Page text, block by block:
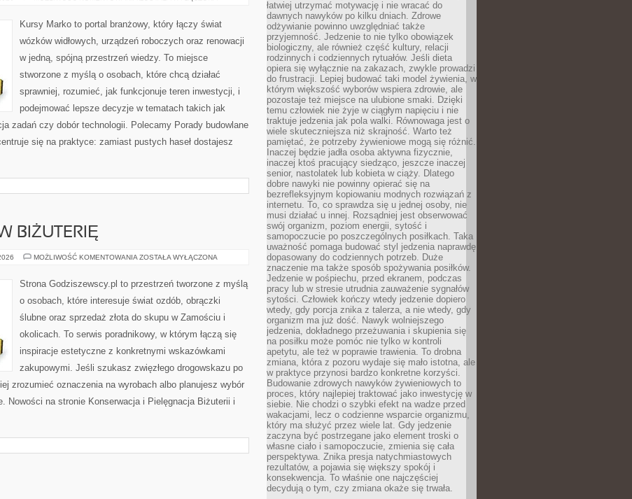
Kursy Marko to portal branżowy, który łączy świat
wózków widłowych, urządzeń roboczych oraz renowacji
w jedną, spójną przestrzeń wiedzy. To miejsce
stworzone z myślą o osobach, które chcą działać
sprawniej, rozumieć, jak funkcjonuje teren inwestycji, i
podejmować lepsze decyzje w tematach takich jak
zadań czy dobór technologii. Polecamy Porady budowlane
się na praktyce: zamiast pustych haseł dostajesz
BIŻUTERIĘ
MOŻLIWOŚĆ KOMENTOWANIA INWESTOWANIE
ZOSTAŁA WYŁĄCZONA
Strona Godziszewscy.pl to przestrzeń tworzone z myślą
o osobach, które interesuje świat ozdób, obrączki
ślubne oraz sprzedaż złota do skupu w Zamościu i
okolicach. To serwis poradnikowy, w którym łączą się
inspiracje estetyczne z konkretnymi wskazówkami
zakupowymi. Jeśli szukasz zwięzłego drogowskazu po
zrozumieć oznaczenia na wyrobach albo planujesz wybór
Nowości na stronie Konserwacja i Pielęgnacja Biżuterii i
łatwiej utrzymać motywację i nie wracać do
dawnych nawyków po kilku dniach. Zdrowe
odżywianie powinno uwzględniać także
przyjemność. Jedzenie to nie tylko obowiązek
biologiczny, ale również część kultury, relacji
rodzinnych i codziennych rytuałów. Jeśli dieta
opiera się wyłącznie na zakazach, zwykle prowadzi
do frustracji. Lepiej budować taki model żywienia, w
którym większość wyborów wspiera zdrowie, ale
pozostaje też miejsce na ulubione smaki. Dzięki
temu człowiek nie żyje w ciągłym napięciu i nie
traktuje jedzenia jak pola walki. Równowaga jest o
wiele skuteczniejsza niż skrajność. Warto też
pamiętać, że potrzeby żywieniowe mogą się różnić.
Inaczej będzie jadła osoba aktywna fizycznie,
inaczej ktoś pracujący siedząco, jeszcze inaczej
senior, nastolatek lub kobieta w ciąży. Dlatego
dobre nawyki nie powinny opierać się na
bezrefleksyjnym kopiowaniu modnych rozwiązań z
internetu. To, co sprawdza się u jednej osoby, nie
musi działać u innej. Rozsądniej jest obserwować
swój organizm, poziom energii, sytość i
samopoczucie po poszczególnych posiłkach. Taka
uważność pomaga budować styl jedzenia naprawdę
dopasowany do codziennych potrzeb. Duże
znaczenie ma także sposób spożywania posiłków.
Jedzenie w pośpiechu, przed ekranem, podczas
pracy lub w stresie utrudnia zauważenie sygnałów
sytości. Człowiek kończy wtedy jedzenie dopiero
wtedy, gdy porcja znika z talerza, a nie wtedy, gdy
organizm ma już dość. Nawyk wolniejszego
jedzenia, dokładnego przeżuwania i skupienia się
na posiłku może pomóc nie tylko w kontroli
apetytu, ale też w poprawie trawienia. To drobna
zmiana, która z pozoru wydaje się mało istotna, ale
w praktyce przynosi bardzo konkretne korzyści.
Budowanie zdrowych nawyków żywieniowych to
proces, który najlepiej traktować jako inwestycję w
siebie. Nie chodzi o szybki efekt na wadze przed
wakacjami, lecz o codzienne wsparcie organizmu,
który ma służyć przez wiele lat. Gdy jedzenie
zaczyna być postrzegane jako element troski o
własne ciało i samopoczucie, zmienia się cała
perspektywa. Znika presja natychmiastowych
rezultatów, a pojawia się większy spokój i
konsekwencja. To właśnie one najczęściej
decydują o tym, czy zmiana okaże się trwała.